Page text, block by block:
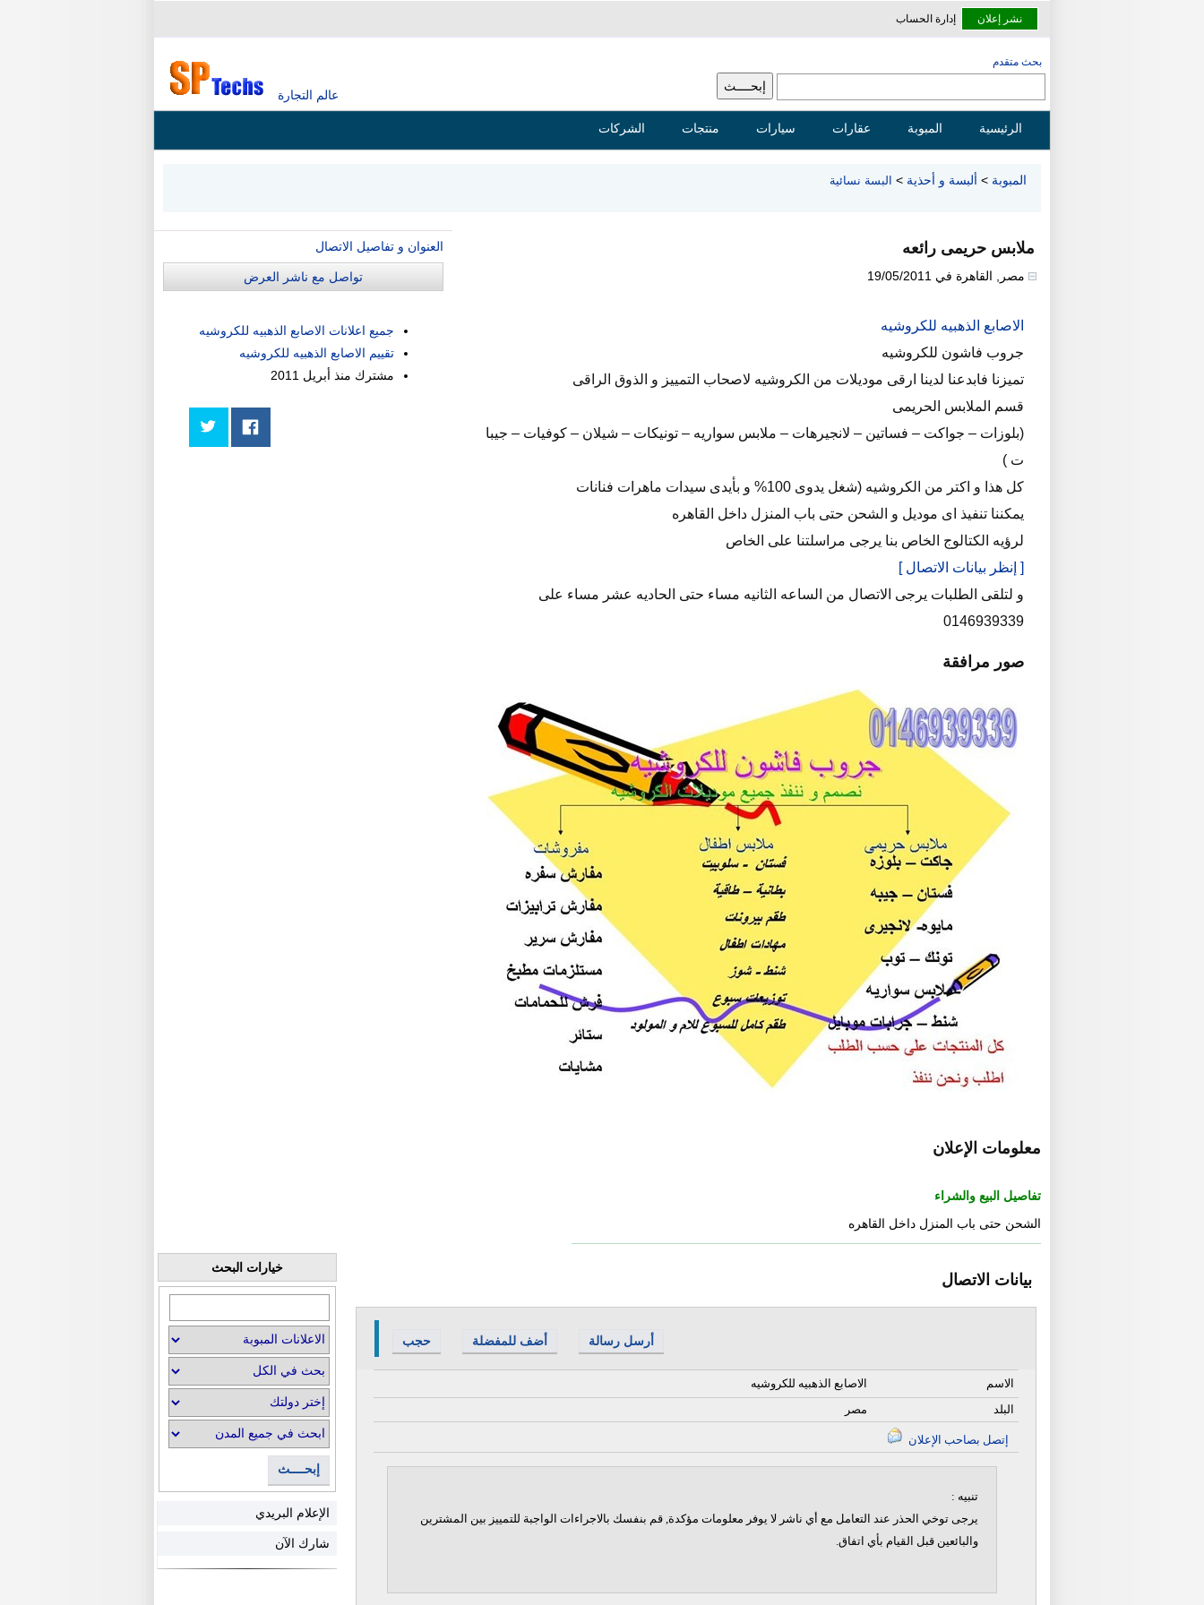
نشر إعلان إدارة الحساب
عالم التجارة
بحث متقدم
الرئيسية المبوبة عقارات سيارات منتجات الشركات
المبوبة > ألبسة و أحذية > البسة نسائية
ملابس حريمى رائعه
مصر القاهرة في 19/05/2011
الاصابع الذهبيه للكروشيه
جروب فاشون للكروشيه
تميزنا فابدعنا لدينا ارقى موديلات من الكروشيه لاصحاب التمييز و الذوق الراقى
قسم الملابس الحريمى
(بلوزات – جواكت – فساتين – لانجيرهات – ملابس سواريه – تونيكات – شيلان – كوفيات – جيبا
ت )
كل هذا و اكتر من الكروشيه (شغل يدوى 100% و بأيدى سيدات ماهرات فنانات
يمكننا تنفيذ اى موديل و الشحن حتى باب المنزل داخل القاهره
لرؤيه الكتالوج الخاص بنا يرجى مراسلتنا على الخاص
[ إنظر بيانات الاتصال ]
و لتلقى الطلبات يرجى الاتصال من الساعه الثانيه مساء حتى الحاديه عشر مساء على
0146939339
صور مرافقة
معلومات الإعلان
تفاصيل البيع والشراء
الشحن حتى باب المنزل داخل القاهره
العنوان و تفاصيل الاتصال
تواصل مع ناشر العرض
جميع اعلانات الاصابع الذهبيه للكروشيه
تقييم الاصابع الذهبيه للكروشيه
مشترك منذ أبريل 2011
بيانات الاتصال
حجب أضف للمفضلة أرسل رسالة
الاصابع الذهبيه للكروشيه
الاسم
مصر
البلد
تنبيه :
يرجى توخي الحذر عند التعامل مع أي ناشر لا يوفر معلومات مؤكدة, قم بنفسك بالاجراءات الواجبة للتمييز بين المشترين
والبائعين قبل القيام بأي اتفاق.
خيارات البحث
إبحــــث
الإعلام البريدي
شارك الآن